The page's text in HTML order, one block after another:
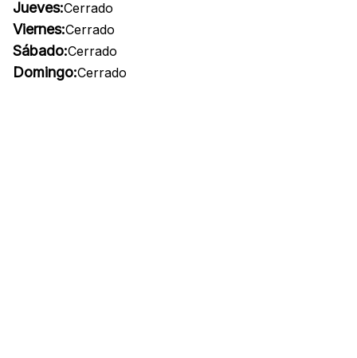
Jueves:Cerrado
Viernes:Cerrado
Sábado:Cerrado
Domingo:Cerrado